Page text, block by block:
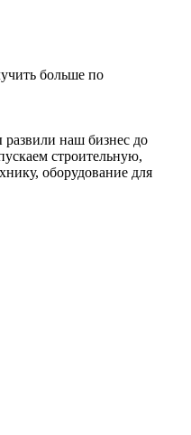
больше по
развили наш бизнес до
строительную,
оборудование для